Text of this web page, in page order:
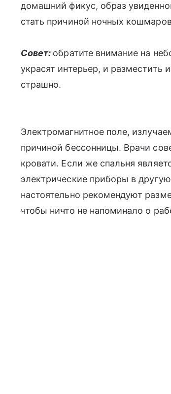
домашний фикус, образ
стать причиной ночных
Совет: обратите внимание на
украсят интерьер, и разместить
страшно.
Электромагнитное поле,
причиной бессонницы. Врачи
кровати. Если же спальня
электрические приборы в
настоятельно рекомендуют
чтобы ничто не напоминало о